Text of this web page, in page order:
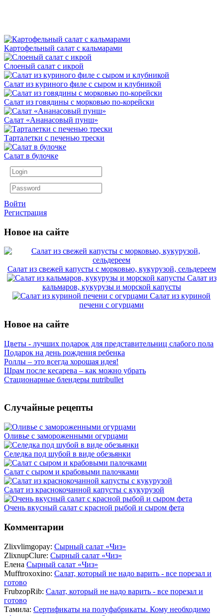
Картофельный салат с кальмарами
Слоеный салат с икрой
Салат из куриного филе с сыром и клубникой
Салат из говядины с морковью по-корейски
Салат «Ананасовый пунш»
Тарталетки с печенью трески
Салат в булочке
Войти
Регистрация
Новое на сайте
Салат из свежей капусты с морковью, кукурузой, сельдереем
Салат из
кальмаров, кукурузы и морской капусты
Салат из куриной
печени с огурцами
Новое на сайте
Цветы - лучших подарок для представительниц слабого пола
Подарок на день рождения ребенка
Роллы – это всегда хорошая идея!
Шрам после кесарева – как можно убрать
Стационарные блендеры nutribullet
Случайные рецепты
Оливье с замороженными огурцами
Селедка под шубой в виде обезьянки
Салат с сыром и крабовыми палочками
Салат из краснокочанной капусты с кукурузой
Очень вкусный салат с красной рыбой и сыром фета
Комментарии
Zlixvlimgopay: Сырный салат «Чиз»
ZlixnupClure: Сырный салат «Чиз»
Елена Сырный салат «Чиз»
Mufftroxoxino: Салат, который не надо варить - все порезал и
готово
FrubzopRib: Салат, который не надо варить - все порезал и
готово
Тамила: Сертификаты на полуфабрикаты. Кому необходимо